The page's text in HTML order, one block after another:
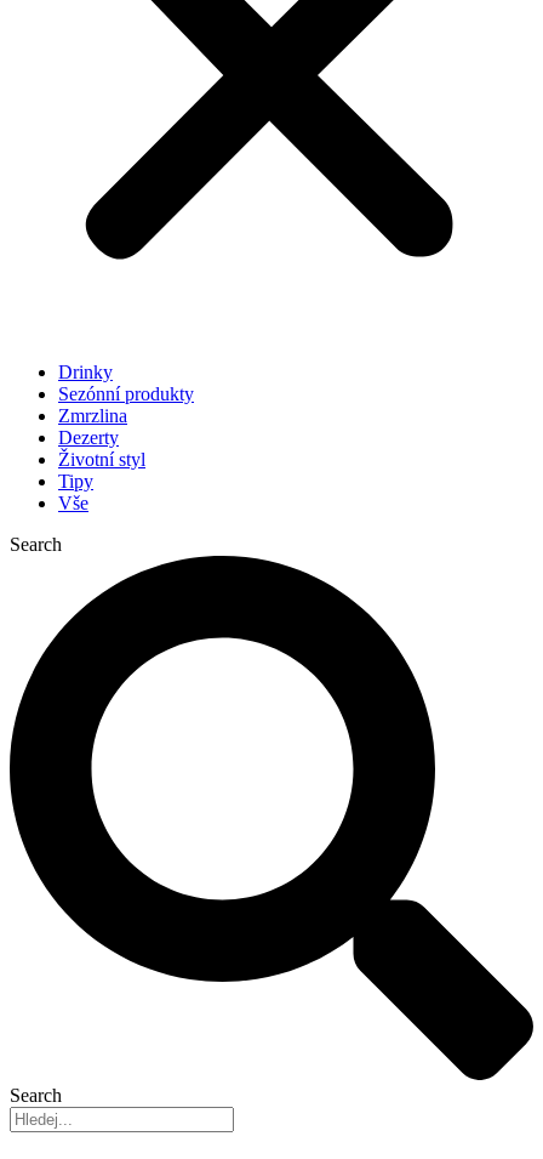
Drinky
Sezónní produkty
Zmrzlina
Dezerty
Životní styl
Tipy
Vše
Search
Search